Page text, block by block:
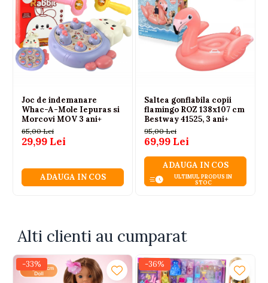
Joc de indemanare
Whac-A-Mole Iepuras si
Morcovi MOV 3 ani+
65,00 Lei
29,99 Lei
ADAUGA IN COS
Saltea gonflabila copii
flamingo ROZ 138x107 cm
Bestway 41525, 3 ani+
95,00 Lei
69,99 Lei
ADAUGA IN COS
ULTIMUL PRODUS IN
STOC
Alti clienti au cumparat
-33% -36%